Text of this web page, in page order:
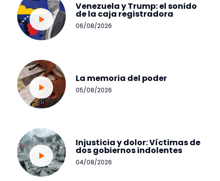
Venezuela y Trump: el sonido
de la caja registradora
06/08/2026
La memoria del poder
05/08/2026
Injusticia y dolor: Víctimas de
dos gobiernos indolentes
04/08/2026